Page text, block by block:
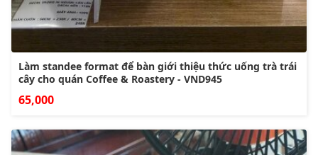
Làm standee format để bàn giới thiệu thức uống trà trái
cây cho quán Coffee & Roastery - VND945
65,000